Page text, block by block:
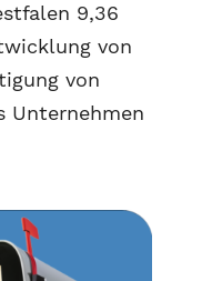
9,36
von
von
Unternehmen